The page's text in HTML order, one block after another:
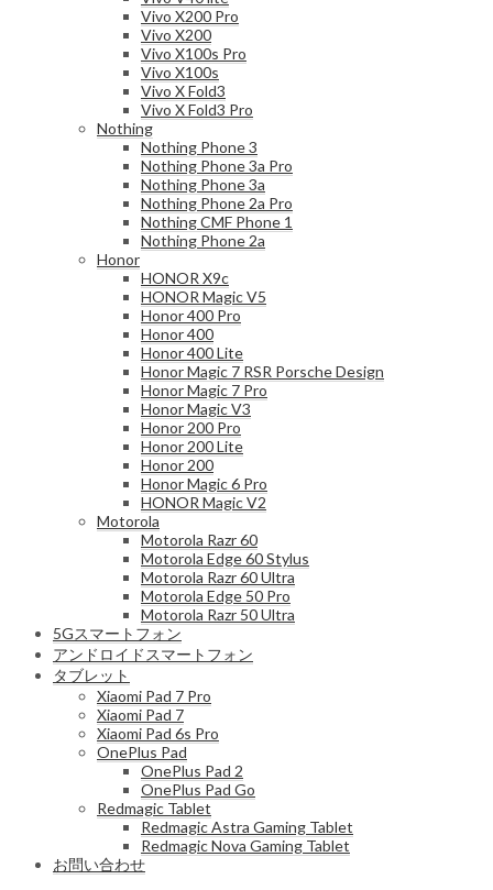
Vivo X200 Pro
Vivo X200
Vivo X100s Pro
Vivo X100s
Vivo X Fold3
Vivo X Fold3 Pro
Nothing
Nothing Phone 3
Nothing Phone 3a Pro
Nothing Phone 3a
Nothing Phone 2a Pro
Nothing CMF Phone 1
Nothing Phone 2a
Honor
HONOR X9c
HONOR Magic V5
Honor 400 Pro
Honor 400
Honor 400 Lite
Honor Magic 7 RSR Porsche Design
Honor Magic 7 Pro
Honor Magic V3
Honor 200 Pro
Honor 200 Lite
Honor 200
Honor Magic 6 Pro
HONOR Magic V2
Motorola
Motorola Razr 60
Motorola Edge 60 Stylus
Motorola Razr 60 Ultra
Motorola Edge 50 Pro
Motorola Razr 50 Ultra
5Gスマートフォン
アンドロイドスマートフォン
タブレット
Xiaomi Pad 7 Pro
Xiaomi Pad 7
Xiaomi Pad 6s Pro
OnePlus Pad
OnePlus Pad 2
OnePlus Pad Go
Redmagic Tablet
Redmagic Astra Gaming Tablet
Redmagic Nova Gaming Tablet
お問い合わせ